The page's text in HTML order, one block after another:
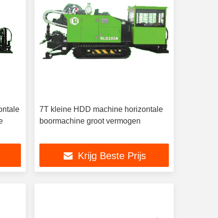
7T kleine HDD machine horizontale
boormachine groot vermogen
Krijg Beste Prijs